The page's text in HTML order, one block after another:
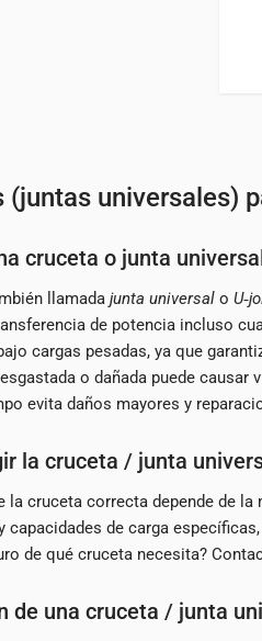
(juntas universales)
cruceta o junta
llamada junta universal o
de potencia incluso
cargas pesadas, ya que
o dañada puede
evita daños mayores y
la cruceta / junta
la cruceta correcta depende de
capacidades de carga
de qué cruceta necesita?
de una cruceta / junta